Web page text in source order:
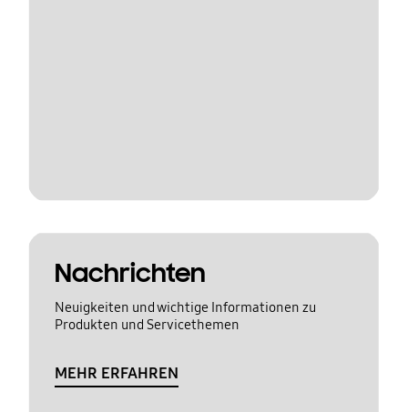
Nachrichten
Neuigkeiten und wichtige Informationen zu
Produkten und Servicethemen
MEHR ERFAHREN